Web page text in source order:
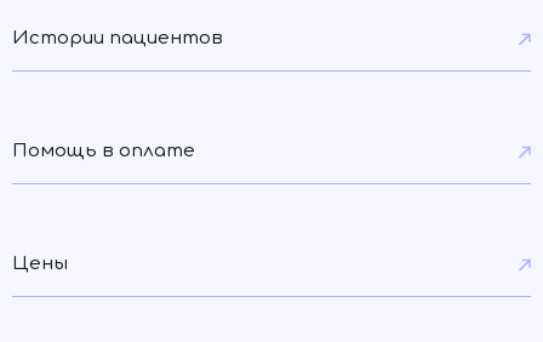
Истории пациентов
Помощь в оплате
Цены